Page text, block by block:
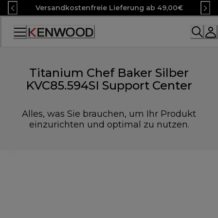
Skip
to
Content
Versandkostenfreie Lieferung ab 49,00€
Accessibility
Titanium Chef Baker Silber
KVC85.594SI Support Center
Alles, was Sie brauchen, um Ihr Produkt
einzurichten und optimal zu nutzen.